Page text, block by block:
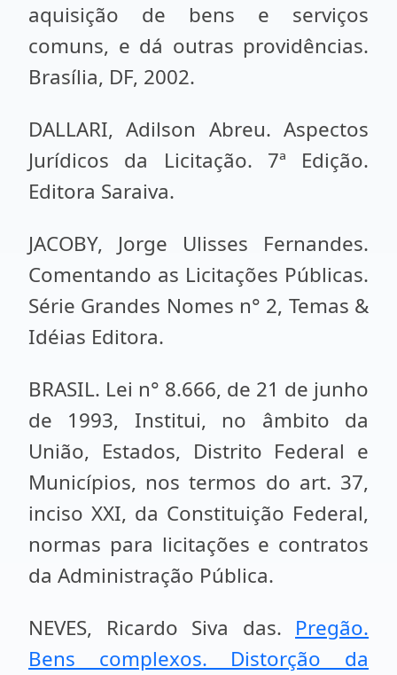
aquisição de bens e serviços
comuns, e dá outras providências.
Brasília, DF, 2002.
DALLARI, Adilson Abreu. Aspectos
Jurídicos da Licitação. 7ª Edição.
Editora Saraiva.
JACOBY, Jorge Ulisses Fernandes.
Comentando as Licitações Públicas.
Série Grandes Nomes n° 2, Temas &
Idéias Editora.
BRASIL. Lei n° 8.666, de 21 de junho
de 1993, Institui, no âmbito da
União, Estados, Distrito Federal e
Municípios, nos termos do art. 37,
inciso XXI, da Constituição Federal,
normas para licitações e contratos
da Administração Pública.
NEVES, Ricardo Siva das. Pregão.
Bens complexos. Distorção da